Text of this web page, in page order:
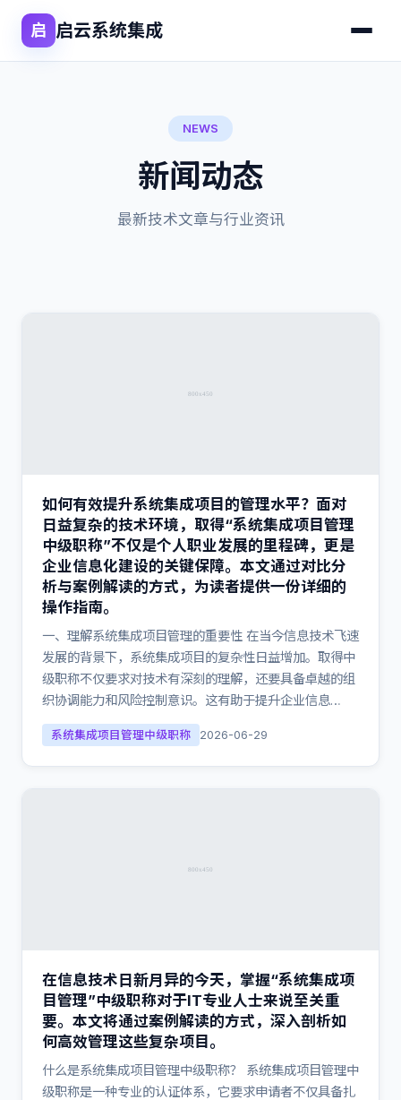
启 启云系统集成
NEWS
新闻动态
最新技术文章与行业资讯
如何有效提升系统集成项目的管理水平？面对
日益复杂的技术环境，取得“系统集成项目管理
中级职称”不仅是个人职业发展的里程碑，更是
企业信息化建设的关键保障。本文通过对比分
析与案例解读的方式，为读者提供一份详细的
操作指南。
一、理解系统集成项目管理的重要性 在当今信息技术飞速
发展的背景下，系统集成项目的复杂性日益增加。取得中
级职称不仅要求对技术有深刻的理解，还要具备卓越的组
织协调能力和风险控制意识。这有助于提升企业信息…
系统集成项目管理中级职称 2026-06-29
在信息技术日新月异的今天，掌握“系统集成项
目管理”中级职称对于IT专业人士来说至关重
要。本文将通过案例解读的方式，深入剖析如
何高效管理这些复杂项目。
什么是系统集成项目管理中级职称？ 系统集成项目管理中
级职称是一种专业的认证体系，它要求申请者不仅具备扎